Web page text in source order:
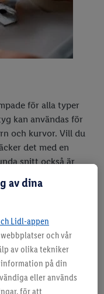
för alla typer
kan användas för
och kurvor. Vill du
det med en
snitt också är
särskilt rent.
kan kräva en
av dina
Lidl-appen
och vår
av olika tekniker
på din
eller används
för att